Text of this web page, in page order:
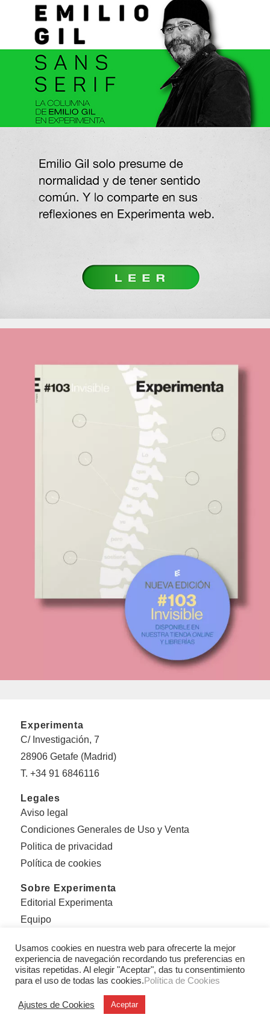
Experimenta
C/ Investigación, 7
28906 Getafe (Madrid)
T. +34 91 6846116
Legales
Aviso legal
Condiciones Generales de Uso y Venta
Politica de privacidad
Política de cookies
Sobre Experimenta
Editorial Experimenta
Equipo
Con el apoyo de:
Usamos cookies en nuestra web para ofrecerte la mejor
experiencia de navegación recordando tus preferencias en
visitas repetidas. Al elegir "Aceptar", das tu consentimiento
para el uso de todas las cookies.Política de Cookies
Ajustes de Cookies Aceptar